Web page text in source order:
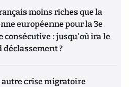
moins riches que la
européenne pour la 3e
consécutive : jusqu'où ira le
déclassement ?
autre crise migratoire